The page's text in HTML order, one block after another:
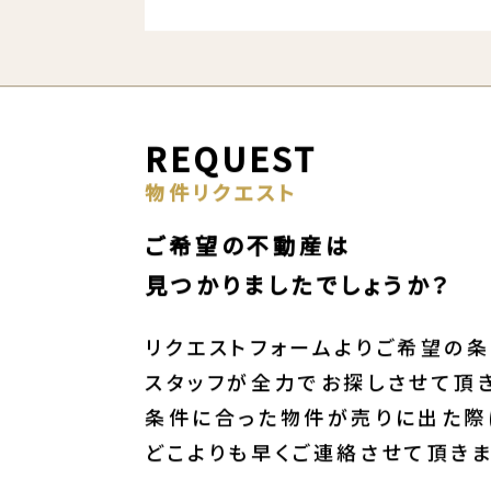
REQUEST
物件リクエスト
ご希望の不動産は
見つかりましたでしょうか？